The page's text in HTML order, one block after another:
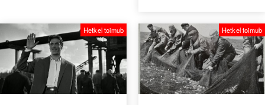
Hetkel toimub Hetkel toimub